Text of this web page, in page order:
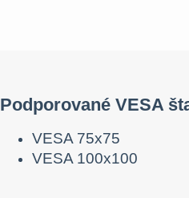
Podporované VESA
VESA 75x75
VESA 100x100